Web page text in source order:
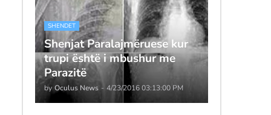
SHENDET
Shenjat Paralajmëruese kur
trupi është i mbushur me
Parazitë
by Oculus News - 4/23/2016 03:13:00 PM